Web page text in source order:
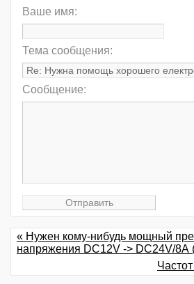
Ваше имя:
Тема сообщения:
Сообщение:
« Нужен кому-нибудь мощный
напряжения DC12V -> DC24V/8А